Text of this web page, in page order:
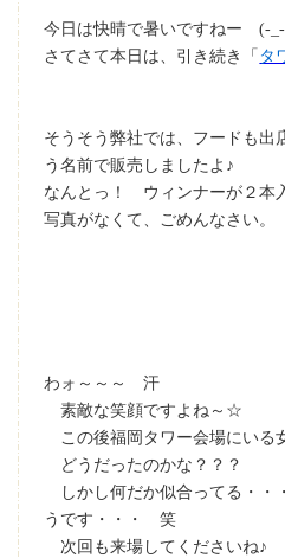
今日は快晴で暑いですねー (-
さてさて本日は、引き続き「 タ
そうそう弊社では、フードも出
う名前で販売しましたよ♪
なんとっ！ ウィンナーが２
写真がなくて、ごめんなさい。
わォ～～～ 汗
素敵な笑顔ですよね～☆
この後福岡タワー会場にいる
どうだったのかな？？？
しかし何だか似合ってる・
うです・・・ 笑
次回も来場してくださいね♪